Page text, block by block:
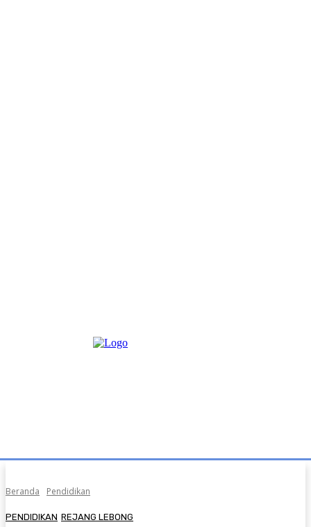
Beranda Pendidikan
PENDIDIKAN REJANG LEBONG